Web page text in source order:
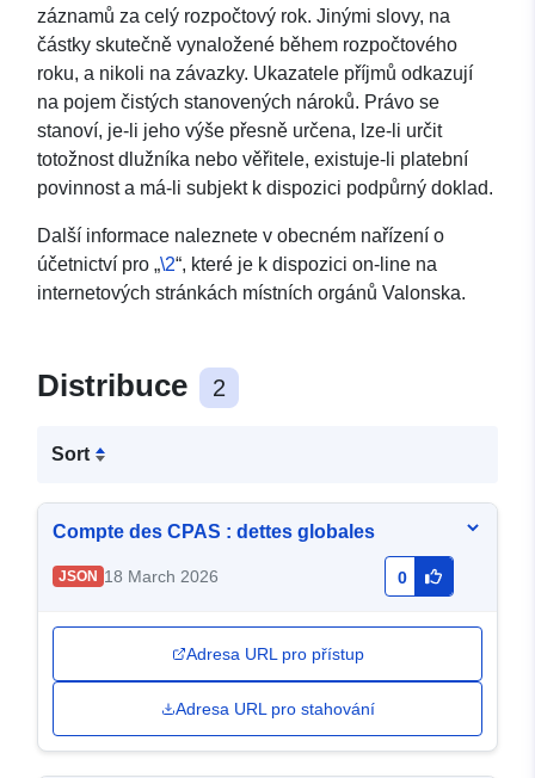
záznamů za celý rozpočtový rok. Jinými slovy, na
částky skutečně vynaložené během rozpočtového
roku, a nikoli na závazky. Ukazatele příjmů odkazují
na pojem čistých stanovených nároků. Právo se
stanoví, je-li jeho výše přesně určena, lze-li určit
totožnost dlužníka nebo věřitele, existuje-li platební
povinnost a má-li subjekt k dispozici podpůrný doklad.
Další informace naleznete v obecném nařízení o
účetnictví pro „\2“, které je k dispozici on-line na
internetových stránkách místních orgánů Valonska.
Distribuce 2
Sort
Compte des CPAS : dettes globales
JSON 18 March 2026 0
Adresa URL pro přístup
Adresa URL pro stahování